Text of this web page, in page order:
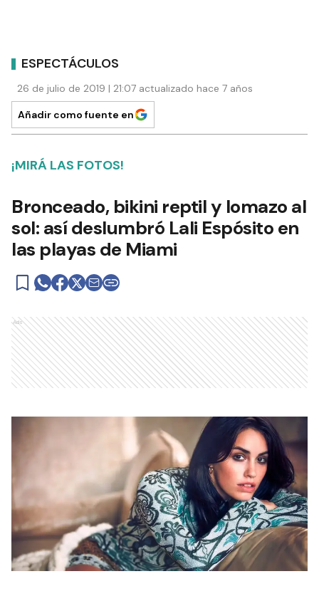
ESPECTÁCULOS
26 de julio de 2019 | 21:07 actualizado hace 7 años
Añadir como fuente en
¡MIRÁ LAS FOTOS!
Bronceado, bikini reptil y lomazo al
sol: así deslumbró Lali Espósito en
las playas de Miami
Ads